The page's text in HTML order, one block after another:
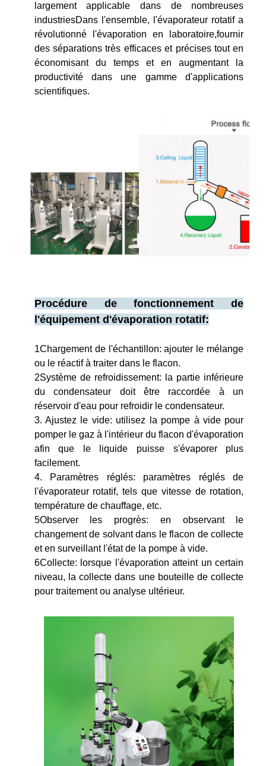
largement applicable dans de nombreuses
industriesDans l'ensemble, l'évaporateur rotatif a
révolutionné l'évaporation en laboratoire,fournir
des séparations très efficaces et précises tout en
économisant du temps et en augmentant la
productivité dans une gamme d'applications
scientifiques.
Procédure de fonctionnement de
l'équipement d'évaporation rotatif:
1Chargement de l'échantillon: ajouter le mélange
ou le réactif à traiter dans le flacon.
2Système de refroidissement: la partie inférieure
du condensateur doit être raccordée à un
réservoir d'eau pour refroidir le condensateur.
3. Ajustez le vide: utilisez la pompe à vide pour
pomper le gaz à l'intérieur du flacon d'évaporation
afin que le liquide puisse s'évaporer plus
facilement.
4. Paramètres réglés: paramètres réglés de
l'évaporateur rotatif, tels que vitesse de rotation,
température de chauffage, etc.
5Observer les progrès: en observant le
changement de solvant dans le flacon de collecte
et en surveillant l'état de la pompe à vide.
6Collecte: lorsque l'évaporation atteint un certain
niveau, la collecte dans une bouteille de collecte
pour traitement ou analyse ultérieur.